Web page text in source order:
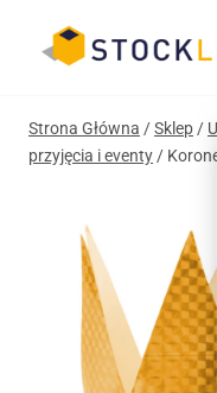
Strona Główna /Sklep/
przyjęcia i eventy/